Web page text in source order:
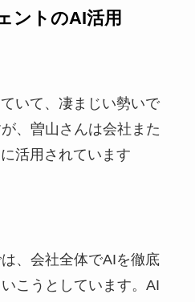
ントのAI活用
いて、凄まじい勢いで
、曽山さんは会社また
活用されています
、会社全体でAIを徹底
こうとしています。AI